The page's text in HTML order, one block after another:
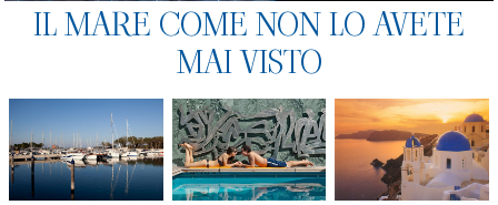
IL MARE COME NON LO AVETE
MAI VISTO